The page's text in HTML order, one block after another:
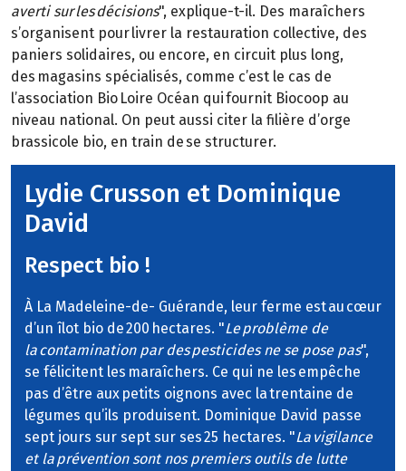
averti sur les décisions", explique-t-il. Des maraîchers
s’organisent pour livrer la restauration collective, des
paniers solidaires, ou encore, en circuit plus long,
des magasins spécialisés, comme c’est le cas de
l’association Bio Loire Océan qui fournit Biocoop au
niveau national. On peut aussi citer la filière d’orge
brassicole bio, en train de se structurer.
Lydie Crusson et Dominique
David
Respect bio !
À La Madeleine-de- Guérande, leur ferme est au cœur
d’un îlot bio de 200 hectares. "Le problème de
la contamination par des pesticides ne se pose pas",
se félicitent les maraîchers. Ce qui ne les empêche
pas d’être aux petits oignons avec la trentaine de
légumes qu’ils produisent. Dominique David passe
sept jours sur sept sur ses 25 hectares. "La vigilance
et la prévention sont nos premiers outils de lutte